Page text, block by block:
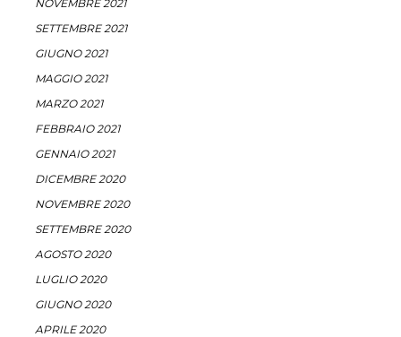
NOVEMBRE 2021
SETTEMBRE 2021
GIUGNO 2021
MAGGIO 2021
MARZO 2021
FEBBRAIO 2021
GENNAIO 2021
DICEMBRE 2020
NOVEMBRE 2020
SETTEMBRE 2020
AGOSTO 2020
LUGLIO 2020
GIUGNO 2020
APRILE 2020